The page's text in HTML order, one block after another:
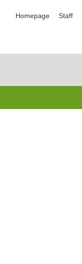
Homepage Staff